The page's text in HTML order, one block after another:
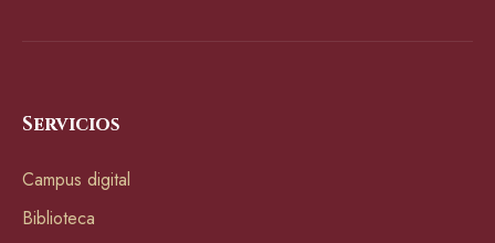
Servicios
Campus digital
Biblioteca